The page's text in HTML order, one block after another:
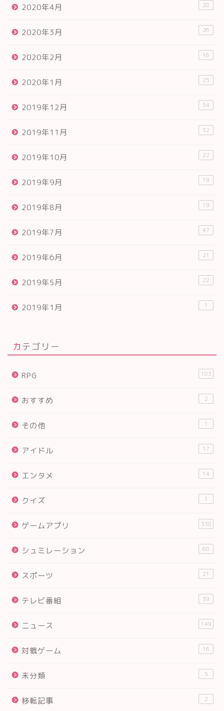
2020年4月 28
2020年3月 26
2020年2月 16
2020年1月 25
2019年12月 54
2019年11月 32
2019年10月 22
2019年9月 19
2019年8月 19
2019年7月 47
2019年6月 21
2019年5月 22
2019年1月 1
カテゴリー
RPG 183
おすすめ 2
その他 1
アイドル 17
エンタメ 14
クイズ 1
ゲームアプリ 338
シュミレーション 68
スポーツ 21
テレビ番組 39
ニュース 149
対戦ゲーム 16
未分類 5
移転記事 2